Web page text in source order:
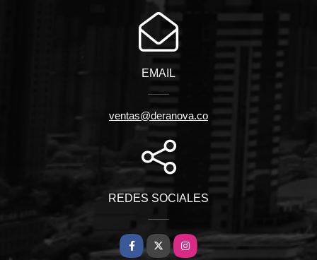
EMAIL
ventas@deranova.co
REDES SOCIALES
Facebook
X Instagram